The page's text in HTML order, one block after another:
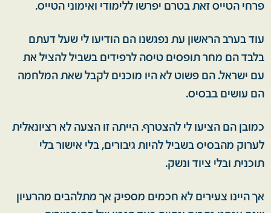
פרחי הטייס זאת בטרם יפרשו ללימודי ואימוני הטייס.
עוד בערב הראשון עת נפגשנו הם הודיעו לי שעל דעתם
בלבד הם מחר תופסים טיסה לרפידים בשביל להציל את
עם ישראל. הם פשוט לא היו מוכנים לקבל שאת המלחמה
הם עושים בבסיס.
כמובן הם הציעו לי להצטרף. הייתה זו הצעה לא רציונאלית
לערוק מהבסיס בשביל להיות גיבורים, בלי אישור בלי
תוכנית ובלי ציוד ונשק.
אך היינו צעירים לא חכמים מספיק אך מתלהבים מהרעיון